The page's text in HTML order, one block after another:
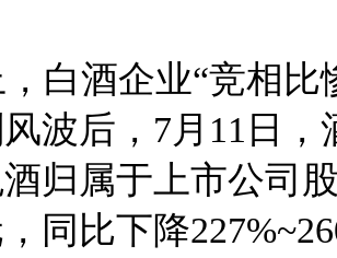
白酒企业“竞相比
波后，7月11日
归属于上市公司
同比下降